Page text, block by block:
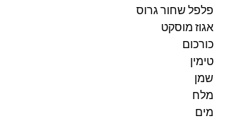
פלפל שחור גרוס
אגוז מוסקט
כורכום
טימין
שמן
מלח
מים